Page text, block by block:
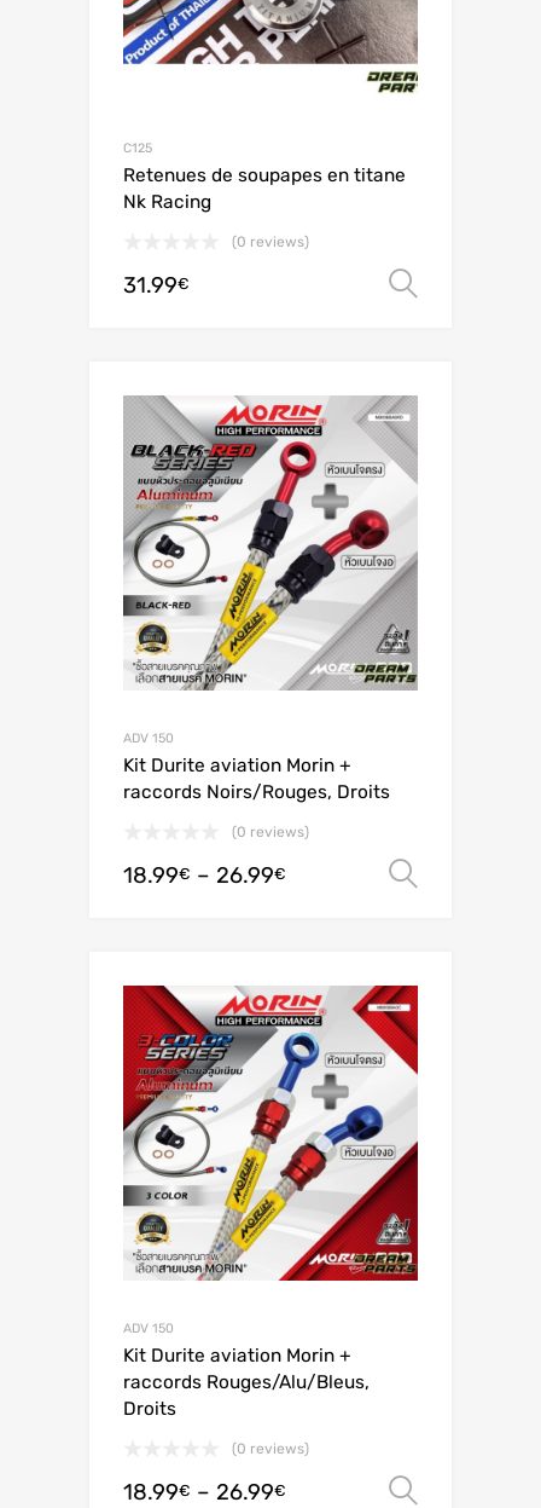
C125
Retenues de soupapes en titane
Nk Racing
(0 reviews)
31.99€
ADV 150
Kit Durite aviation Morin +
raccords Noirs/Rouges, Droits
(0 reviews)
18.99€ – 26.99€
ADV 150
Kit Durite aviation Morin +
raccords Rouges/Alu/Bleus,
Droits
(0 reviews)
18.99€ – 26.99€